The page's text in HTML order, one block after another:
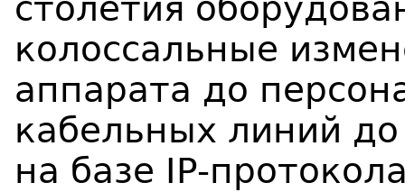
столетия
колоссальные
аппарата до
кабельных линий
на базе IP-